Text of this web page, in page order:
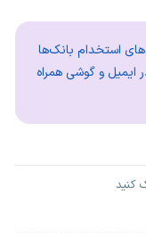
استخدام بانک‌ها
و گوشی همراه
کنید